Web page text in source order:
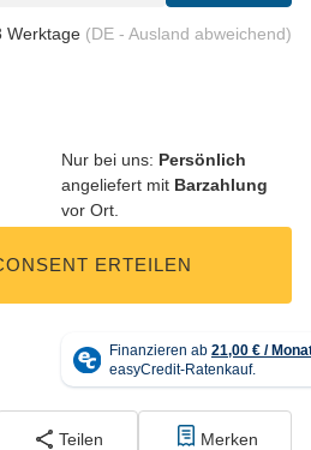
Werktage (DE - Ausland abweichend)
Nur bei uns: Persönlich
angeliefert mit Barzahlung
vor Ort.
ERTEILEN
Teilen Merken